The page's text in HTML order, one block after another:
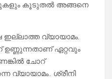
കൂടുതൽ അങ്ങനെ
ഇല്ലാത്ത വ്യായാമം.
ഉണ്ണുന്നതാണ് ഏറ്റവും
ചോറ്
വ്യായാമം.. ശ്രീനി